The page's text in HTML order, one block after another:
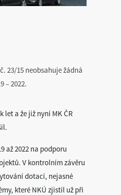
23/15 neobsahuje žádná
– 2022.
a že již nyní MK ČR
až 2022 na podporu
V kontrolním závěru
dotací, nejasné
které NKÚ zjistil už při